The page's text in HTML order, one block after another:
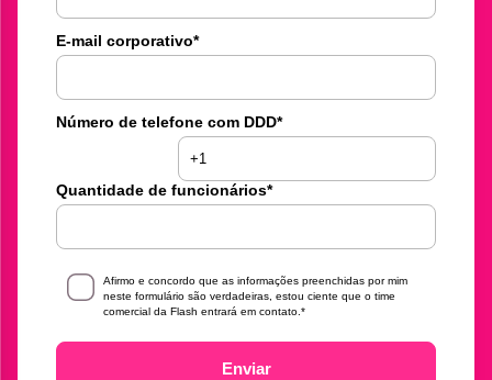
E-mail corporativo*
Número de telefone com DDD*
Quantidade de funcionários*
Afirmo e concordo que as informações preenchidas por mim
neste formulário são verdadeiras, estou ciente que o time
comercial da Flash entrará em contato. *
Enviar